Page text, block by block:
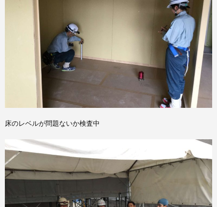
床のレベルが問題ないか検査中